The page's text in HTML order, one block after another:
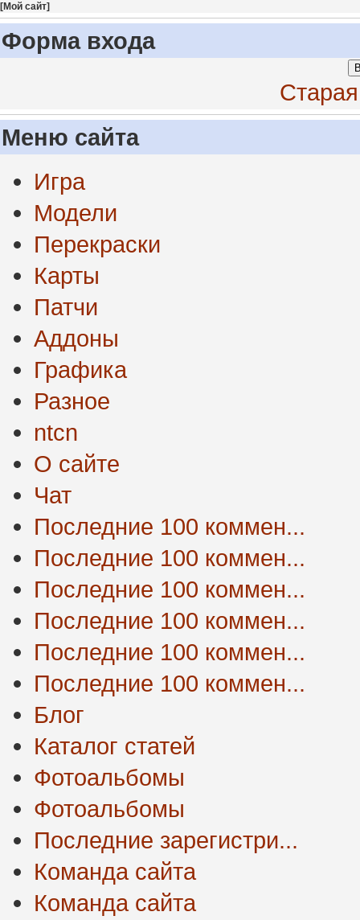
[Мой сайт]
Форма входа
Меню сайта
Игра
Модели
Перекраски
Карты
Патчи
Аддоны
Графика
Разное
ntcn
О сайте
Чат
Последние 100 коммен...
Последние 100 коммен...
Последние 100 коммен...
Последние 100 коммен...
Последние 100 коммен...
Последние 100 коммен...
Блог
Каталог статей
Фотоальбомы
Фотоальбомы
Последние зарегистри...
Команда сайта
Команда сайта